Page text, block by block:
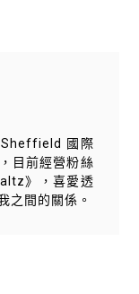
國際
目前經營粉絲
》，喜愛透
之間的關係。